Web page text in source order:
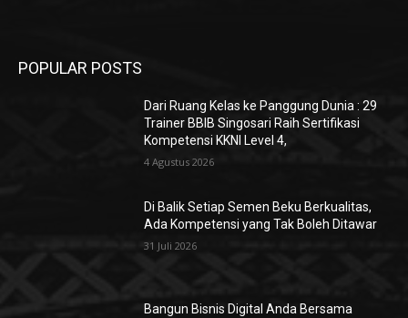
POPULAR POSTS
Dari Ruang Kelas ke Panggung Dunia : 29
Trainer BBIB Singosari Raih Sertifikasi
Kompetensi KKNI Level 4,
4 Agustus 2026
Di Balik Setiap Semen Beku Berkualitas,
Ada Kompetensi yang Tak Boleh Ditawar
31 Juli 2026
Bangun Bisnis Digital Anda Bersama